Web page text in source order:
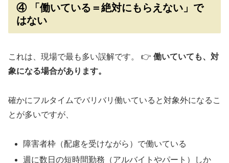
④ 「働いている＝絶対にもらえない」で
はない
これは、現場で最も多い誤解です。 👉 働いていても、対
象になる場合があります。
確かにフルタイムでバリバリ働いていると対象外になるこ
とが多いですが、
障害者枠（配慮を受けながら）で働いている
週に数日の短時間勤務（アルバイトやパート）しか